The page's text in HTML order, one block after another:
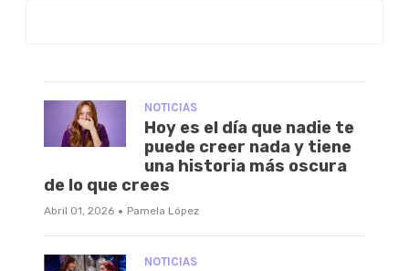
NOTICIAS
Hoy es el día que nadie te
puede creer nada y tiene
una historia más oscura
de lo que crees
Abril 01, 2026 · Pamela López
NOTICIAS